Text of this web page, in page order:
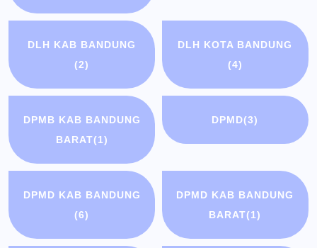
DLH KAB BANDUNG
(2)
DLH KOTA BANDUNG
(4)
DPMB KAB BANDUNG
BARAT(1)
DPMD(3)
DPMD KAB BANDUNG
(6)
DPMD KAB BANDUNG
BARAT(1)